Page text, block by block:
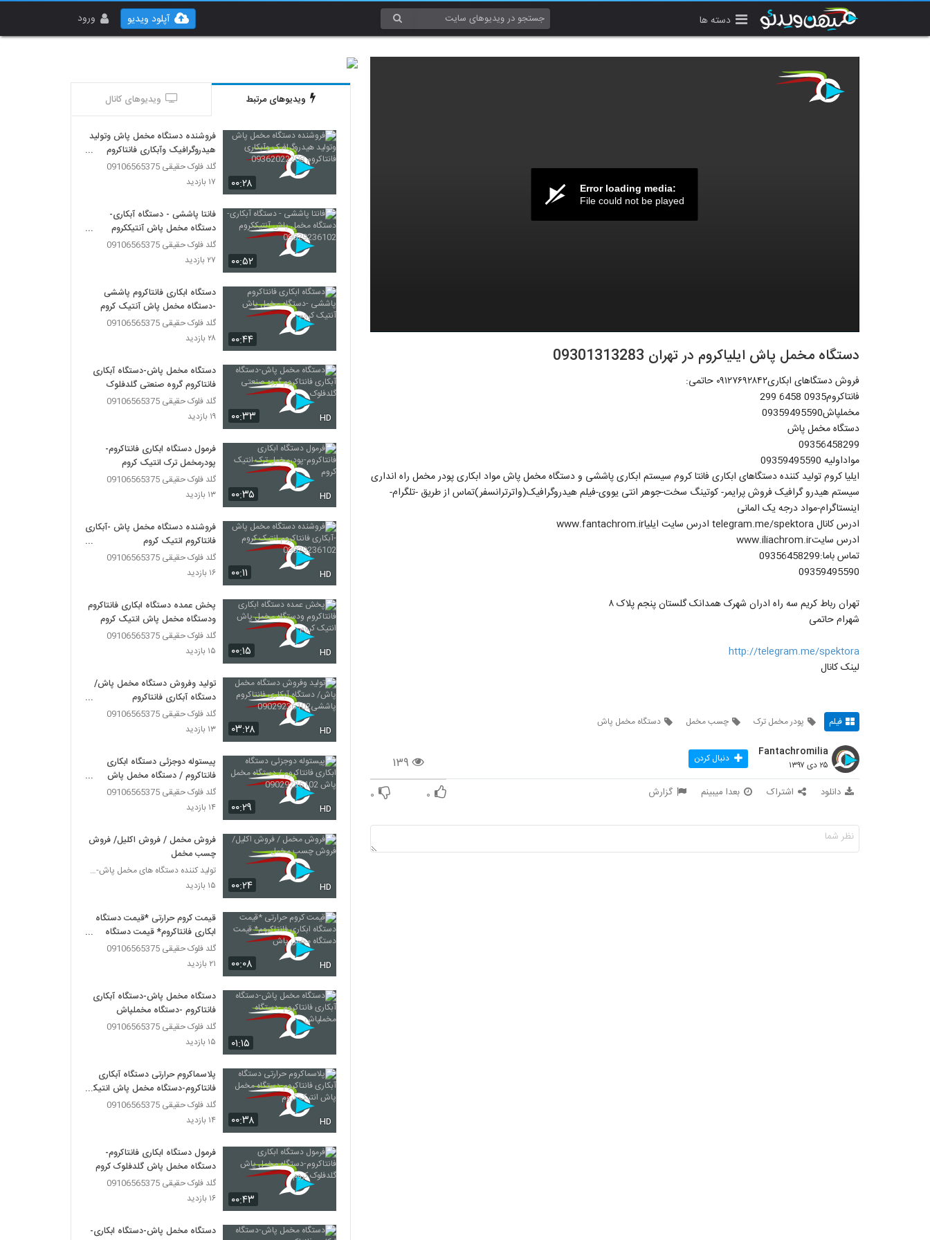
دسته ها ورود آپلود ویدیو
Error loading media:
File could not be played
دستگاه مخمل پاش ایلیاکروم در تهران 09301313283
فروش دستگاهای ابکاری۰۹۱۲۷۶۹۲۸۴۲ حاتمی:
فانتاکروم0935 6458 299
مخملپاش09359495590
دستگاه مخمل پاش
09356458299
مواداولیه 09359495590
ایلیا کروم تولید کننده دستگاهای ابکاری فانتا کروم سیستم ابکاری پاششی و دستگاه مخمل پاش مواد ابکاری پودر مخمل راه انداری
سیستم هیدرو گرافیک فروش پرایمر- کوتینگ سخت-جوهر انتی یووی-فیلم هیدروگرافیک(واترترانسفر)تماس از طریق -تلگرام-
اینستاگرام-مواد درجه یک المانی
ادرس کانال telegram.me/spektora ادرس سایت ایلیاwww.fantachrom.ir
ادرس سایتwww.iliachrom.ir
تماس باما:09356458299
09359495590
تهران رباط کریم سه راه ادران شهرک همدانک گلستان پنجم پلاک ۸
شهرام حاتمی
http://telegram.me/spektora
لینک کانال
فیلم پودر مخمل ترک چسب مخمل دستگاه مخمل پاش
۱۳۹
Fantachromilia
۲۵ دی ۱۳۹۷ دنبال کردن
دانلود اشتراک بعدا میبینم گزارش ۰ ۰
ویدیوهای مرتبط ویدیوهای کانال
۰۰:۲۸
فروشنده دستگاه مخمل پاش وتولید
هیدروگرافیک وآبکاری فانتاکروم
09362022208
گلد فلوک حقیقی 09106565375
۱۷ بازدید
۰۰:۵۲
فانتا پاششی - دستگاه آبکاری-
دستگاه مخمل پاش آنتیککروم
09029236102
گلد فلوک حقیقی 09106565375
۲۷ بازدید
۰۰:۴۴
دستگاه ابکاری فانتاکروم پاششی
-دستگاه مخمل پاش آنتیک کروم
گلد فلوک حقیقی 09106565375
۲۸ بازدید
۰۰:۳۳ HD
دستگاه مخمل پاش-دستگاه آبکاری
فانتاکروم گروه صنعتی گلدفلوک
گلد فلوک حقیقی 09106565375
۱۹ بازدید
۰۰:۳۵ HD
فرمول دستگاه ابکاری فانتاکروم-
پودرمخمل ترک انتیک کروم
گلد فلوک حقیقی 09106565375
۱۳ بازدید
۰۰:۱۱ HD
فروشنده دستگاه مخمل پاش -آبکاری
فانتاکروم انتیک کروم
09029236102
گلد فلوک حقیقی 09106565375
۱۶ بازدید
۰۰:۱۵ HD
پخش عمده دستگاه ابکاری فانتاکروم
ودستگاه مخمل پاش انتیک کروم
گلد فلوک حقیقی 09106565375
۱۵ بازدید
۰۳:۲۸ HD
تولید وفروش دستگاه مخمل پاش/
دستگاه آبکاری فانتاکروم
پاششی09029236102
گلد فلوک حقیقی 09106565375
۱۳ بازدید
۰۰:۲۹ HD
پیستوله دوجزئی دستگاه ابکاری
فانتاکروم / دستگاه مخمل پاش
09029236102
گلد فلوک حقیقی 09106565375
۱۴ بازدید
۰۰:۲۴ HD
فروش مخمل / فروش اکلیل/ فروش
چسب مخمل
تولید کننده دستگاه های مخمل پاش-هیدروگرافیک-ابکاری
۱۵ بازدید
۰۰:۰۸ HD
قیمت کروم حرارتی *قیمت دستگاه
ابکاری فانتاکروم* قیمت دستگاه
مخمل پاش
گلد فلوک حقیقی 09106565375
۲۱ بازدید
۰۱:۱۵
دستگاه مخمل پاش-دستگاه آبکاری
فانتاکروم -دستگاه مخملپاش
گلد فلوک حقیقی 09106565375
۱۵ بازدید
۰۰:۳۸ HD
پلاسماکروم حرارتی دستگاه آبکاری
فانتاکروم-دستگاه مخمل پاش انتیک
کروم
گلد فلوک حقیقی 09106565375
۱۴ بازدید
۰۰:۴۳
فرمول دستگاه ابکاری فانتاکروم-
دستگاه مخمل پاش گلدفلوک کروم
گلد فلوک حقیقی 09106565375
۱۶ بازدید
دستگاه مخمل پاش-دستگاه ابکاری-